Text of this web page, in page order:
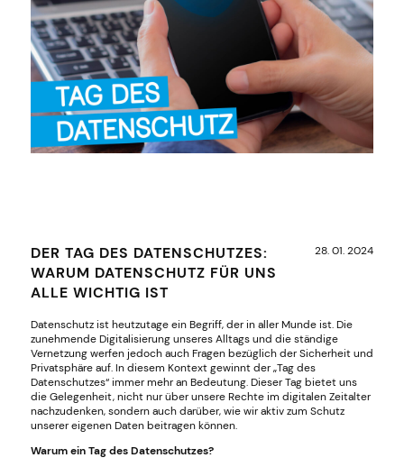
DER TAG DES DATENSCHUTZES:
WARUM DATENSCHUTZ FÜR UNS
ALLE WICHTIG IST
Datenschutz ist heutzutage ein Begriff, der in aller Munde ist. Die
zunehmende Digitalisierung unseres Alltags und die ständige
Vernetzung werfen jedoch auch Fragen bezüglich der Sicherheit und
Privatsphäre auf. In diesem Kontext gewinnt der „Tag des
Datenschutzes“ immer mehr an Bedeutung. Dieser Tag bietet uns
die Gelegenheit, nicht nur über unsere Rechte im digitalen Zeitalter
nachzudenken, sondern auch darüber, wie wir aktiv zum Schutz
unserer eigenen Daten beitragen können.
Warum ein Tag des Datenschutzes?
28. 01. 2024